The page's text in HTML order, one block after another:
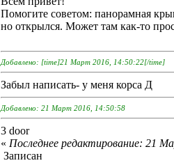
Помогите советом: панорамная
но открылся. Может там как-то
Добавлено: [time]21 Март 2016, 14:50:22[/time]
Забыл написать- у меня корса Д
Добавлено: 21 Март 2016, 14:50:58
3 door
« Последнее редактирование: 21
Записан